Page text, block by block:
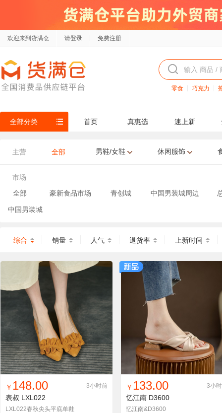
欢迎来到货满仓 请登录 免费注册
零食 巧克力
全部分类 首页 真惠选 速上新
主营 全部 男鞋/女鞋 休闲服饰
市场
全部
豪新食品市场 青创城 中国男装城周边
中国男装城
综合 销量 人气 退货率 上新时间
找同款 加入铺货单 收藏
￥ 148.00 3小时前
表叔 LXL022
LXL022春秋尖头平底单鞋
找同款 加入铺货单 收藏
￥ 133.00 3小
忆江南 D3600
忆江南&D3600